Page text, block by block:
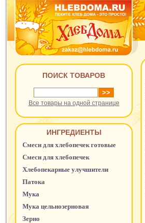
ПОИСК ТОВАРОВ
Все товары на одной странице
ИНГРЕДИЕНТЫ
Смеси для хлебопечек готовые
Смеси для хлебопечек
Хлебопекарные улучшители
Патока
Мука
Мука цельнозерновая
Зерно